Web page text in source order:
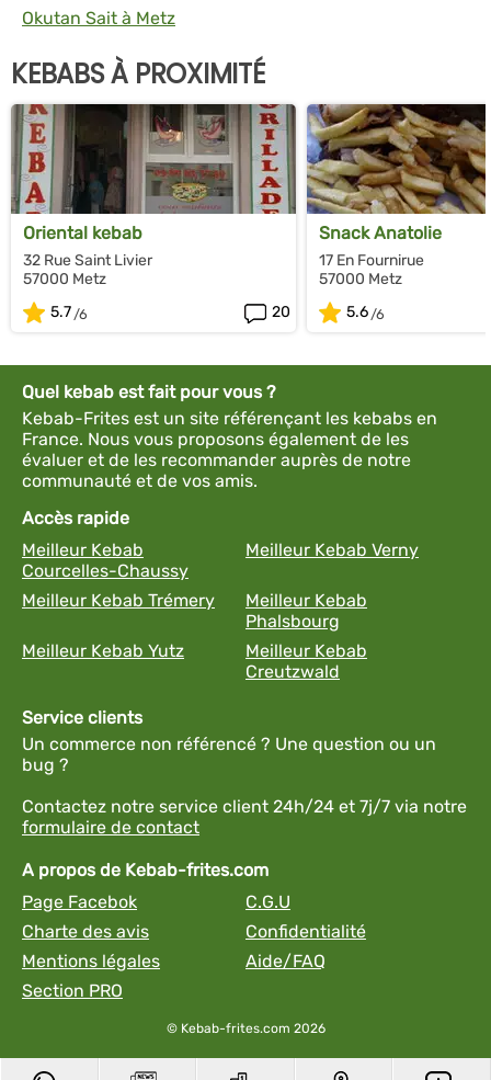
Okutan Sait à Metz
KEBABS À PROXIMITÉ
Oriental kebab
32 Rue Saint Livier
57000 Metz
5.7
20
Snack Anatolie
17 En Fournirue
57000 Metz
5.6
Quel kebab est fait pour vous ?
Kebab-Frites est un site référençant les kebabs en
France. Nous vous proposons également de les
évaluer et de les recommander auprès de notre
communauté et de vos amis.
Accès rapide
Meilleur Kebab
Courcelles-Chaussy
Meilleur Kebab Verny
Meilleur Kebab Trémery
Meilleur Kebab
Phalsbourg
Meilleur Kebab Yutz
Meilleur Kebab
Creutzwald
Service clients
Un commerce non référencé ? Une question ou un
bug ?
Contactez notre service client 24h/24 et 7j/7 via notre
formulaire de contact
A propos de Kebab-frites.com
Page Facebok
C.G.U
Charte des avis
Confidentialité
Mentions légales
Aide/FAQ
Section PRO
© Kebab-frites.com 2026